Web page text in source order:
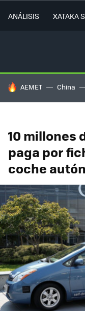
ANÁLISIS XATAKA
HOY SE HABLA DE
AEMET China
10 millones
paga por
coche